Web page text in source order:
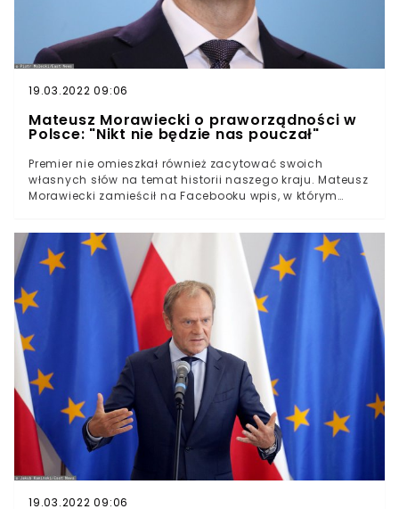
19.03.2022 09:06
Mateusz Morawiecki o praworządności w
Polsce: "Nikt nie będzie nas pouczał"
Premier nie omieszkał również zacytować swoich
własnych słów na temat historii naszego kraju. Mateusz
Morawiecki zamieścił na Facebooku wpis, w którym
praworządności w Polsce. Premier stwierdził, że nikt nie
powinien pouczać Polaków, czym jest demokracja.
19.03.2022 09:06